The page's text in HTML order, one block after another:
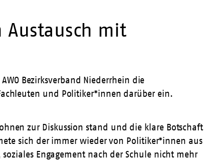
mit
Bezirksverband Niederrhein die
und Politiker*innen darüber ein.
zur Diskussion stand und die klare Botschaft
sich der immer wieder von Politiker*innen aus
Engagement nach der Schule nicht mehr